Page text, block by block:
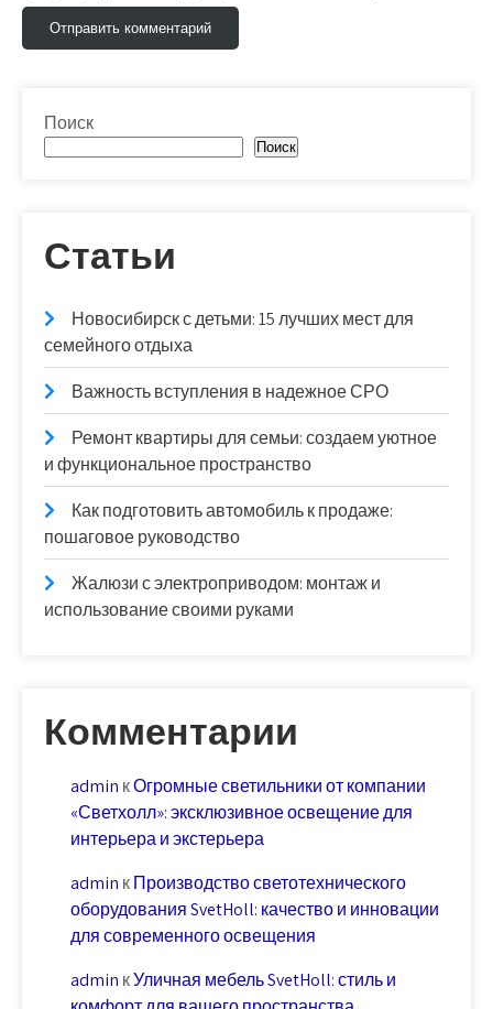
Поиск
Поиск
Статьи
Новосибирск с детьми: 15 лучших мест для
семейного отдыха
Важность вступления в надежное СРО
Ремонт квартиры для семьи: создаем уютное
и функциональное пространство
Как подготовить автомобиль к продаже:
пошаговое руководство
Жалюзи с электроприводом: монтаж и
использование своими руками
Комментарии
admin кОгромные светильники от компании
«Светхолл»: эксклюзивное освещение для
интерьера и экстерьера
admin кПроизводство светотехнического
оборудования SvetHoll: качество и инновации
для современного освещения
admin кУличная мебель SvetHoll: стиль и